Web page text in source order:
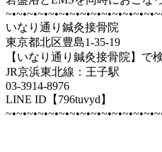
いなり通り鍼灸接骨院
東京都北区豊島1-35-19
【いなり通り鍼灸接骨院】で
JR京浜東北線：王子駅
03-3914-8976
LINE ID【796tuvyd】